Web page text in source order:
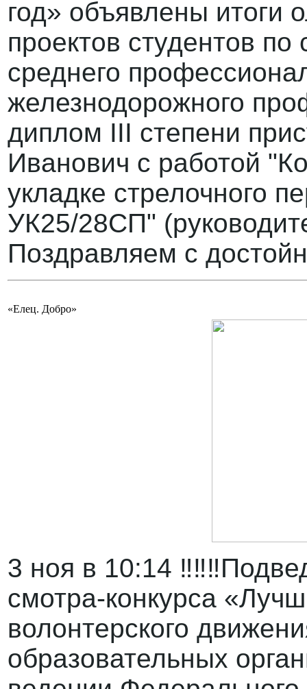
год» объявлены
проектов студентов
среднего
железнодорожного
диплом III степени
Иванович с работой
укладке стрелочного
УК25/28СП"
Поздравляем с
«Елец. Добро»
3 ноя в 10:14
смотра-конкурса
волонтерского
образовательных